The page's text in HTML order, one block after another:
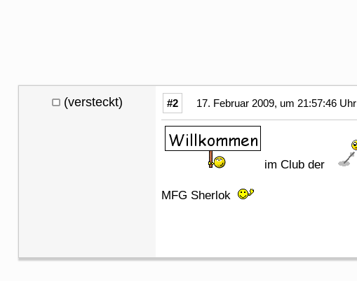
(versteckt) #2 17. Februar 2009, um 21:57:46 Uhr
im Club der
MFG Sherlok